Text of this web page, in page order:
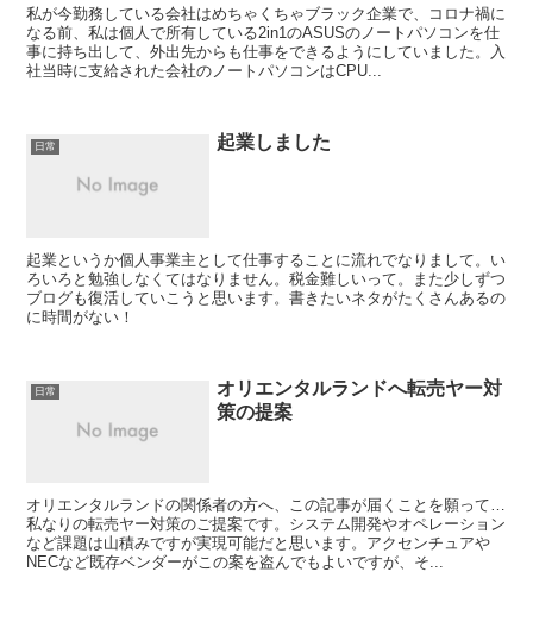
私が今勤務している会社はめちゃくちゃブラック企業で、コロナ禍に
なる前、私は個人で所有している2in1のASUSのノートパソコンを仕
事に持ち出して、外出先からも仕事をできるようにしていました。入
社当時に支給された会社のノートパソコンはCPU...
日常 起業しました
起業というか個人事業主として仕事することに流れでなりまして。い
ろいろと勉強しなくてはなりません。税金難しいって。また少しずつ
ブログも復活していこうと思います。書きたいネタがたくさんあるの
に時間がない！
日常
オリエンタルランドへ転売ヤー対
策の提案
オリエンタルランドの関係者の方へ、この記事が届くことを願って…
私なりの転売ヤー対策のご提案です。システム開発やオペレーション
など課題は山積みですが実現可能だと思います。アクセンチュアや
NECなど既存ベンダーがこの案を盗んでもよいですが、そ...